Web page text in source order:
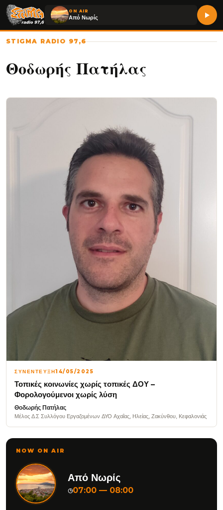
ON AIR
Από Νωρίς
STIGMA RADIO 97,6
Θοδωρής Πατήλας
ΣΥΝΕΝΤΕΥΞΗ14/05/2025
Τοπικές κοινωνίες χωρίς τοπικές ΔΟΥ –
Φορολογούμενοι χωρίς λύση
Θοδωρής Πατήλας
Μέλος Δ.Σ Συλλόγου Εργαζομένων ΔΥΟ Αχαΐας, Ηλείας, Ζακύνθου, Κεφαλονιάς
NOW ON AIR
Από Νωρίς
◷07:00 — 08:00